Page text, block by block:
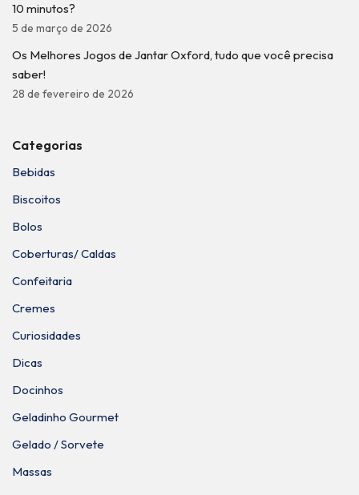
10 minutos?
5 de março de 2026
Os Melhores Jogos de Jantar Oxford, tudo que você precisa
saber!
28 de fevereiro de 2026
Categorias
Bebidas
Biscoitos
Bolos
Coberturas/ Caldas
Confeitaria
Cremes
Curiosidades
Dicas
Docinhos
Geladinho Gourmet
Gelado / Sorvete
Massas